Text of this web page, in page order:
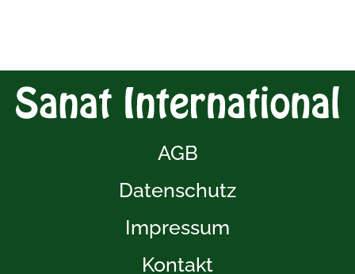
AGB
Datenschutz
Impressum
Kontakt